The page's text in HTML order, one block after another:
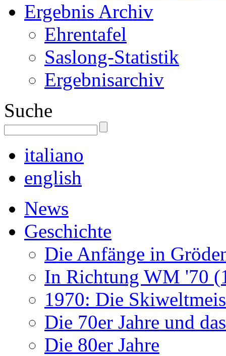
Ergebnis Archiv
Ehrentafel
Saslong-Statistik
Ergebnisarchiv
Suche
italiano
english
News
Geschichte
Die Anfänge in
In Richtung WM '70
1970: Die
Die 70er Jahre und
Die 80er Jahre